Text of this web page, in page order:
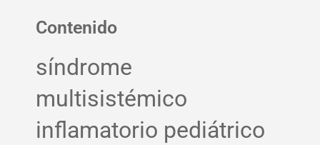
Contenido
síndrome
multisistémico
inflamatorio pediátrico